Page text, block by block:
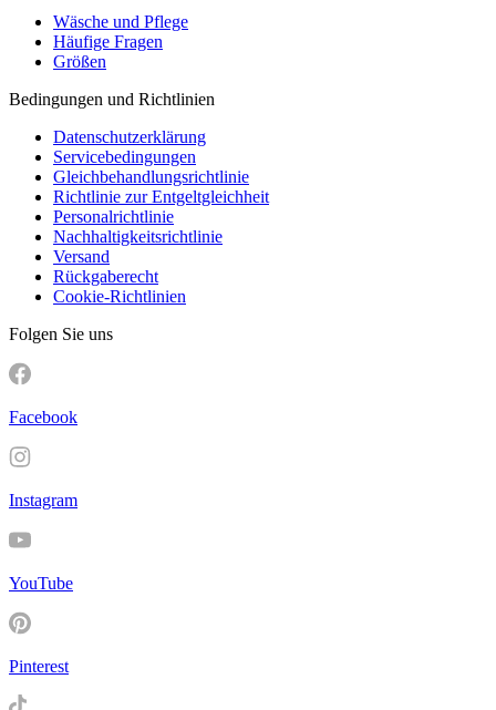
Wäsche und Pflege
Häufige Fragen
Größen
Bedingungen und Richtlinien
Datenschutzerklärung
Servicebedingungen
Gleichbehandlungsrichtlinie
Richtlinie zur Entgeltgleichheit
Personalrichtlinie
Nachhaltigkeitsrichtlinie
Versand
Rückgaberecht
Cookie-Richtlinien
Folgen Sie uns
Facebook
Instagram
YouTube
Pinterest